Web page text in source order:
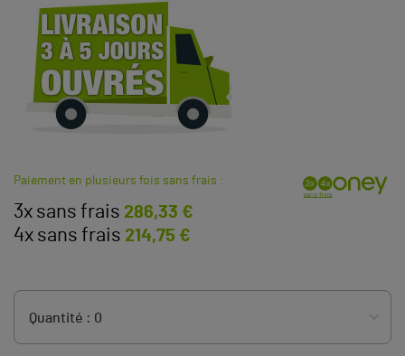
Paiement en plusieurs fois sans frais :
3x sans frais 286,33 €
4x sans frais 214,75 €